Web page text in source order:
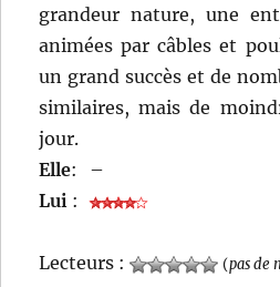
grandeur nature, une
animées par câbles et
un grand succès et de
similaires, mais de
jour.
Elle:
–
Lui :
Lecteurs : (pas de